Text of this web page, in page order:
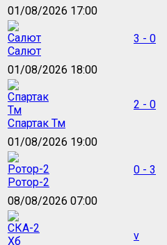
01/08/2026 17:00
Салют
3 - 0
01/08/2026 18:00
Спартак Тм
2 - 0
01/08/2026 19:00
Ротор-2
0 - 3
08/08/2026 07:00
v